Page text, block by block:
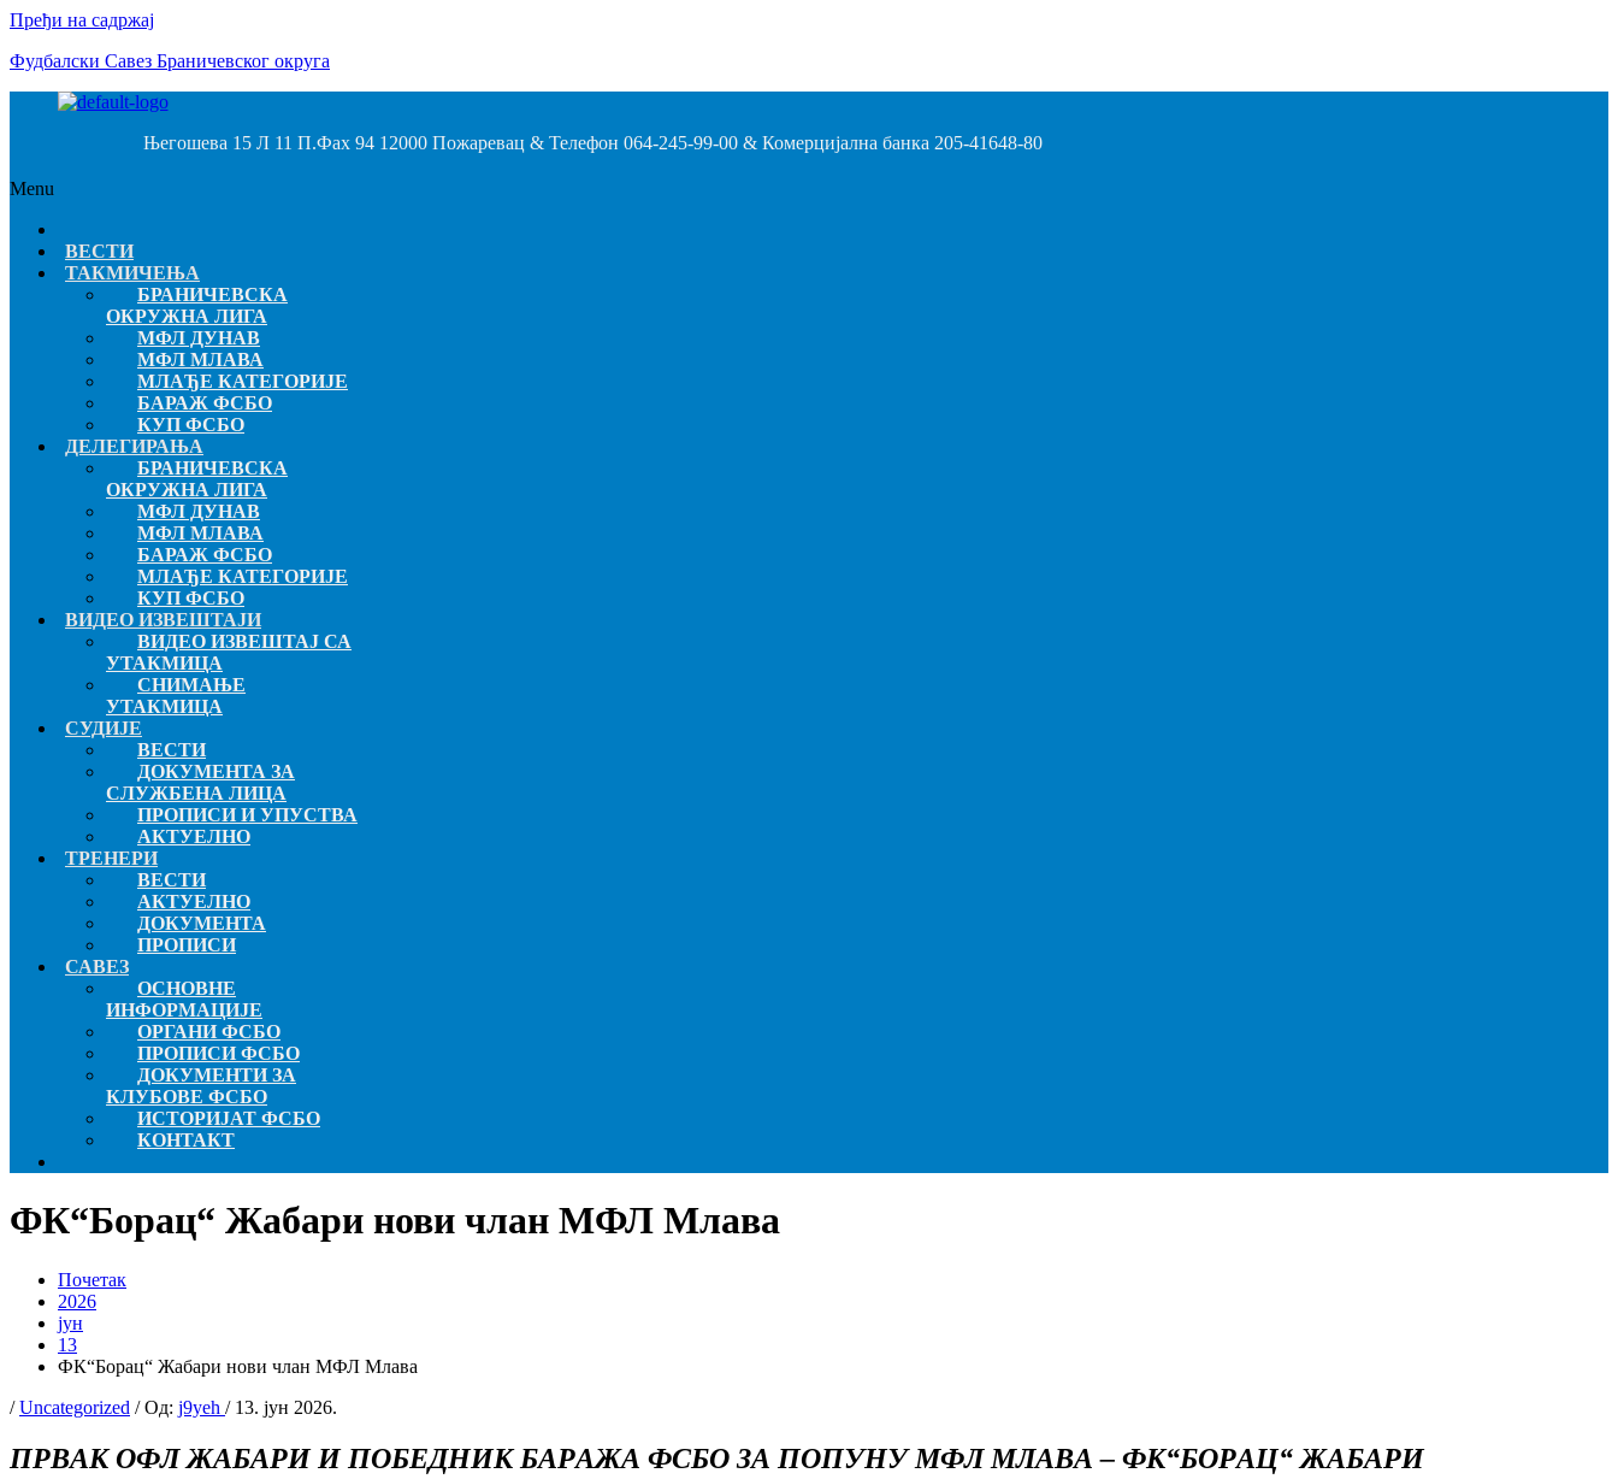
Пређи на садржај
Фудбалски Савез Браничевског округа
Његошева 15 Л 11 П.Фах 94 12000 Пожаревац & Телефон 064-245-99-00 & Комерцијална банка 205-41648-80
Menu
ВЕСТИ
ТАКМИЧЕЊА
БРАНИЧЕВСКА
ОКРУЖНА ЛИГА
МФЛ ДУНАВ
МФЛ МЛАВА
МЛАЂЕ КАТЕГОРИЈЕ
БАРАЖ ФСБО
КУП ФСБО
ДЕЛЕГИРАЊА
БРАНИЧЕВСКА
ОКРУЖНА ЛИГА
МФЛ ДУНАВ
МФЛ МЛАВА
БАРАЖ ФСБО
МЛАЂЕ КАТЕГОРИЈЕ
КУП ФСБО
ВИДЕО ИЗВЕШТАЈИ
ВИДЕО ИЗВЕШТАЈ СА
УТАКМИЦА
СНИМАЊЕ
УТАКМИЦА
СУДИЈЕ
ВЕСТИ
ДОКУМЕНТА ЗА
СЛУЖБЕНА ЛИЦА
ПРОПИСИ И УПУСТВА
АКТУЕЛНО
ТРЕНЕРИ
ВЕСТИ
АКТУЕЛНО
ДОКУМЕНТА
ПРОПИСИ
САВЕЗ
ОСНОВНЕ
ИНФОРМАЦИЈЕ
ОРГАНИ ФСБО
ПРОПИСИ ФСБО
ДОКУМЕНТИ ЗА
КЛУБОВЕ ФСБО
ИСТОРИЈАТ ФСБО
КОНТАКТ
ФК“Борац“ Жабари нови члан МФЛ Млава
Почетак
2026
јун
13
ФК“Борац“ Жабари нови члан МФЛ Млава
/Uncategorized / Од: j9yeh / 13. јун 2026.
ПРВАК ОФЛ ЖАБАРИ И ПОБЕДНИК БАРАЖА ФСБО ЗА ПОПУНУ МФЛ МЛАВА – ФК“БОРАЦ“ ЖАБАРИ